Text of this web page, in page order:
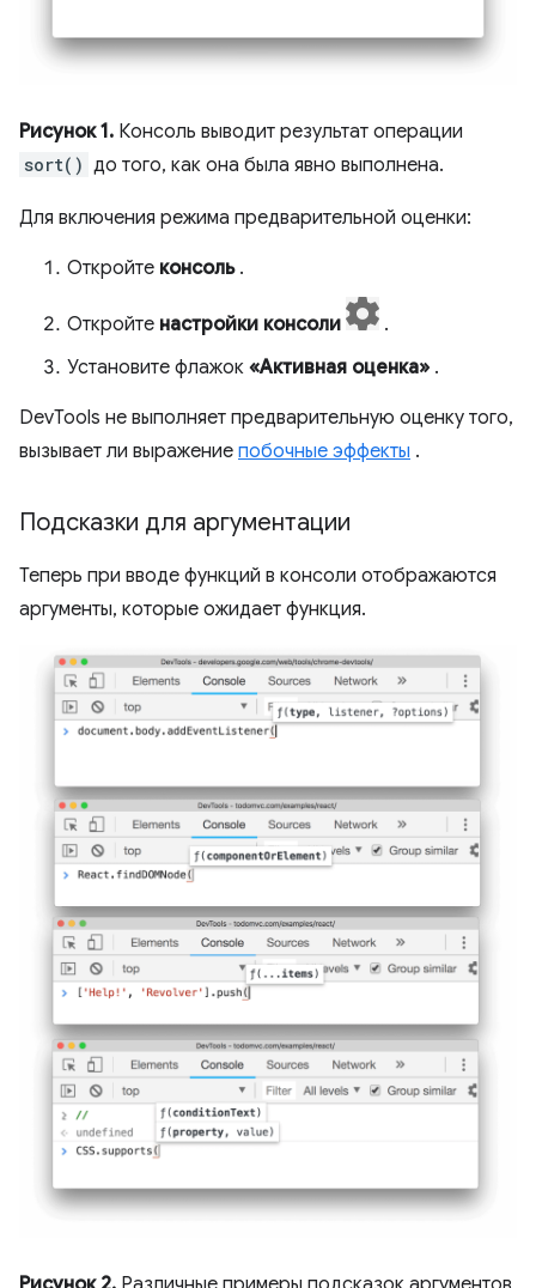
Рисунок 1. Консоль выводит результат операции
sort() до того, как она была явно выполнена.
Для включения режима предварительной оценки:
Откройте консоль.
Откройте настройки консоли
.
Установите флажок «Активная оценка» .
DevTools не выполняет предварительную оценку того,
вызывает ли выражение побочные эффекты .
Подсказки для аргументации
Теперь при вводе функций в консоли отображаются
аргументы, которые ожидает функция.